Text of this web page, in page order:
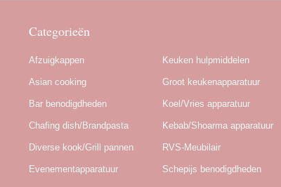
Categorieën
Afzuigkappen
Asian cooking
Bar benodigdheden
Chafing dish/Brandpasta
Diverse kook/Grill pannen
Evenementapparatuur
Keuken hulpmiddelen
Groot keukenapparatuur
Koel/Vries apparatuur
Kebab/Shoarma apparatuur
RVS-Meubilair
Schepijs benodigdheden